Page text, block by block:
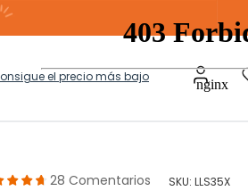
el precio más bajo
28 Comentarios SKU: LLS35X